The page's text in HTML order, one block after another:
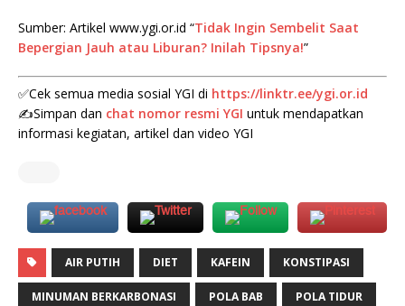
Sumber: Artikel www.ygi.or.id “Tidak Ingin Sembelit Saat
Bepergian Jauh atau Liburan? Inilah Tipsnya!”
✅Cek semua media sosial YGI di https://linktr.ee/ygi.or.id
✍Simpan dan chat nomor resmi YGI untuk mendapatkan
informasi kegiatan, artikel dan video YGI
AIR PUTIH DIET KAFEIN KONSTIPASI
MINUMAN BERKARBONASI POLA BAB POLA TIDUR